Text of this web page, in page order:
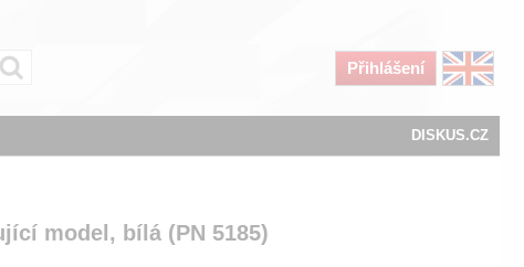
Přihlášení
DISKUS.CZ
model, bílá (PN 5185)